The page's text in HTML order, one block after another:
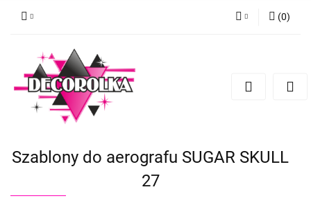
Dodaj zgłoszenie
(0)
Szablony do aerografu SUGAR SKULL
27